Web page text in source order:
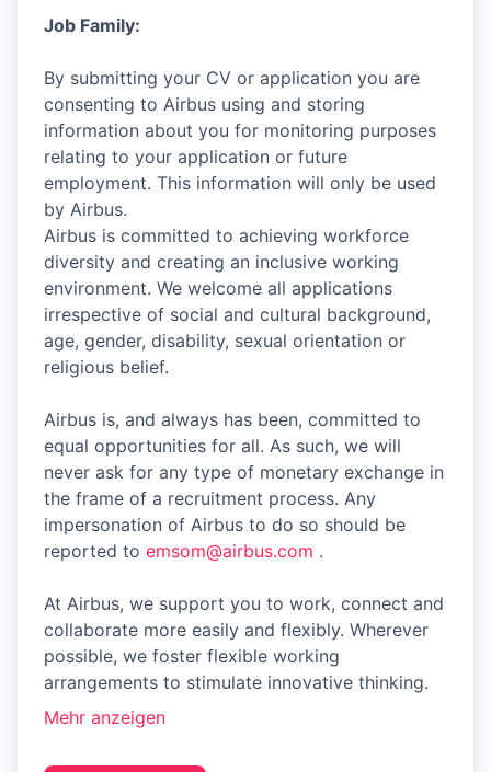
Job Family:
By submitting your CV or application you are
consenting to Airbus using and storing
information about you for monitoring purposes
relating to your application or future
employment. This information will only be used
by Airbus.
Airbus is committed to achieving workforce
diversity and creating an inclusive working
environment. We welcome all applications
irrespective of social and cultural background,
age, gender, disability, sexual orientation or
religious belief.
Airbus is, and always has been, committed to
equal opportunities for all. As such, we will
never ask for any type of monetary exchange in
the frame of a recruitment process. Any
impersonation of Airbus to do so should be
reported to emsom@airbus.com .
At Airbus, we support you to work, connect and
collaborate more easily and flexibly. Wherever
possible, we foster flexible working
arrangements to stimulate innovative thinking.
Mehr anzeigen